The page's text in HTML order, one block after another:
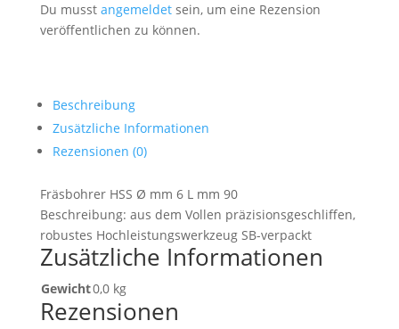
Du musst angemeldetsein, um eine Rezension
veröffentlichen zu können.
Beschreibung
Zusätzliche Informationen
Rezensionen (0)
Fräsbohrer HSS Ø mm 6 L mm 90
Beschreibung: aus dem Vollen präzisionsgeschliffen,
robustes Hochleistungswerkzeug SB-verpackt
Zusätzliche Informationen
Gewicht0,0 kg
Rezensionen